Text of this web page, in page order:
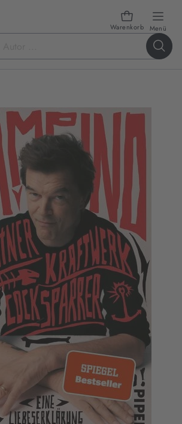
Warenkorb Menü